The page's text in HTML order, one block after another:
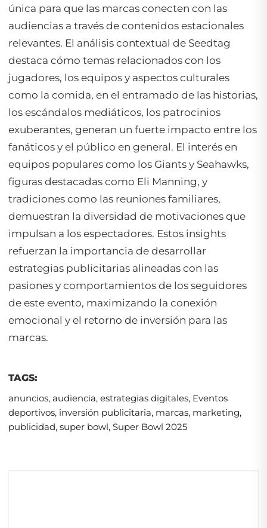
única para que las marcas conecten con las
audiencias a través de contenidos estacionales
relevantes. El análisis contextual de Seedtag
destaca cómo temas relacionados con los
jugadores, los equipos y aspectos culturales
como la comida, en el entramado de las historias,
los escándalos mediáticos, los patrocinios
exuberantes, generan un fuerte impacto entre los
fanáticos y el público en general. El interés en
equipos populares como los Giants y Seahawks,
figuras destacadas como Eli Manning, y
tradiciones como las reuniones familiares,
demuestran la diversidad de motivaciones que
impulsan a los espectadores. Estos insights
refuerzan la importancia de desarrollar
estrategias publicitarias alineadas con las
pasiones y comportamientos de los seguidores
de este evento, maximizando la conexión
emocional y el retorno de inversión para las
marcas.
TAGS:
anuncios, audiencia, estrategias digitales, Eventos
deportivos, inversión publicitaria, marcas, marketing,
publicidad, super bowl, Super Bowl 2025